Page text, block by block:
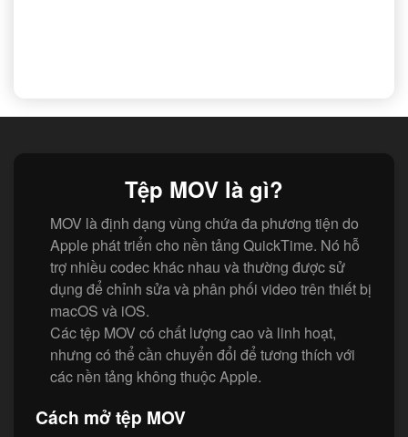
Tệp MOV là gì?
MOV là định dạng vùng chứa đa phương tiện do
Apple phát triển cho nền tảng QuickTime. Nó hỗ
trợ nhiều codec khác nhau và thường được sử
dụng để chỉnh sửa và phân phối video trên thiết bị
macOS và iOS.
Các tệp MOV có chất lượng cao và linh hoạt,
nhưng có thể cần chuyển đổi để tương thích với
các nền tảng không thuộc Apple.
Cách mở tệp MOV